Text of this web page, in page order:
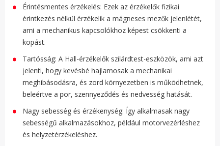
Érintésmentes érzékelés: Ezek az érzékelők fizikai
érintkezés nélkül érzékelik a mágneses mezők jelenlétét,
ami a mechanikus kapcsolókhoz képest csökkenti a
kopást.
Tartósság: A Hall-érzékelők szilárdtest-eszközök, ami azt
jelenti, hogy kevésbé hajlamosak a mechanikai
meghibásodásra, és zord környezetben is működhetnek,
beleértve a por, szennyeződés és nedvesség hatását.
Nagy sebesség és érzékenység: Így alkalmasak nagy
sebességű alkalmazásokhoz, például motorvezérléshez
és helyzetérzékeléshez.